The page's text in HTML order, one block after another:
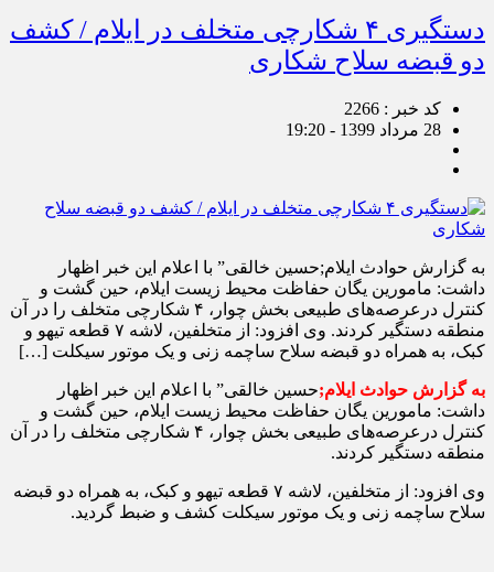
دستگیری ۴ شکارچی متخلف در ایلام / کشف
دو قبضه سلاح شکاری
کد خبر : 2266
28 مرداد 1399 - 19:20
به گزارش حوادث ایلام;حسین خالقی” با اعلام این خبر اظهار
داشت: مامورین یگان حفاظت محیط زیست ایلام، حین گشت و
کنترل درعرصه‌های طبیعی بخش چوار، ۴ شکارچی متخلف را در آن
منطقه دستگیر کردند. وی افزود: از متخلفین، لاشه ۷ قطعه تیهو و
کبک، به همراه دو قبضه سلاح ساچمه زنی و یک موتور سیکلت […]
به گزارش حوادث ایلام;حسین خالقی” با اعلام این خبر اظهار
داشت: مامورین یگان حفاظت محیط زیست ایلام، حین گشت و
کنترل درعرصه‌های طبیعی بخش چوار، ۴ شکارچی متخلف را در آن
منطقه دستگیر کردند.
وی افزود: از متخلفین، لاشه ۷ قطعه تیهو و کبک، به همراه دو قبضه
سلاح ساچمه زنی و یک موتور سیکلت کشف و ضبط گردید.